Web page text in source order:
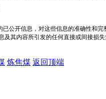
公开信息，对这些信息的准确性和
及其内容所引发的任何直接或间接损失
炼焦煤 返回顶端